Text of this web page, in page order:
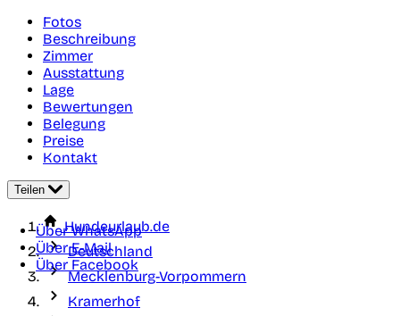
Fotos
Beschreibung
Zimmer
Ausstattung
Lage
Bewertungen
Belegung
Preise
Kontakt
Teilen
Über WhatsApp
Über E-Mail
Über Facebook
Hundeurlaub.de
Deutschland
Mecklenburg-Vorpommern
Kramerhof